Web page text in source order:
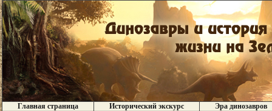
Главная страница Исторический экскурс
Эра динозавров